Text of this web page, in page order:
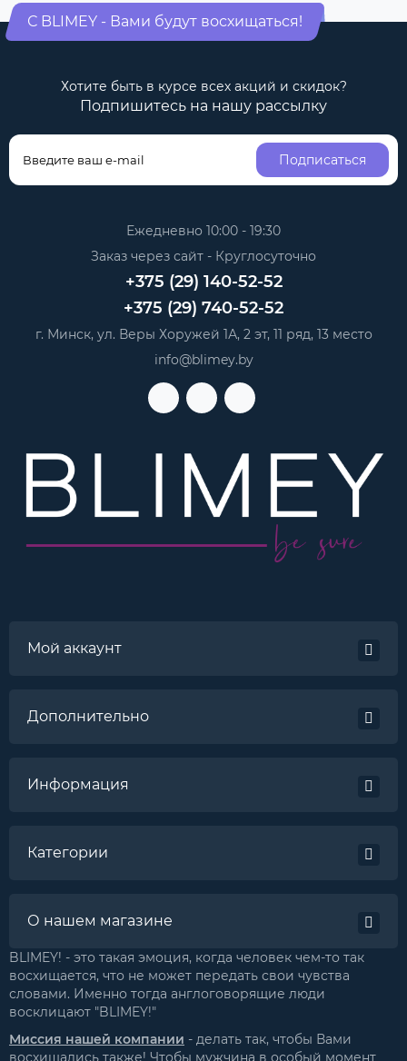
С BLIMEY - Вами будут восхищаться!
Хотите быть в курсе всех акций и скидок?
Подпишитесь на нашу рассылку
Подписаться
Ежедневно 10:00 - 19:30
Заказ через сайт - Круглосуточно
+375 (29) 140-52-52
+375 (29) 740-52-52
г. Минск, ул. Веры Хоружей 1А, 2 эт, 11 ряд, 13 место
info@blimey.by
Мой аккаунт
Дополнительно
Информация
Категории
О нашем магазине
BLIMEY! - это такая эмоция, когда человек чем-то так
восхищается, что не может передать свои чувства
словами. Именно тогда англоговорящие люди
восклицают "BLIMEY!"
Миссия нашей компании - делать так, чтобы Вами
восхищались также! Чтобы мужчина в особый момент